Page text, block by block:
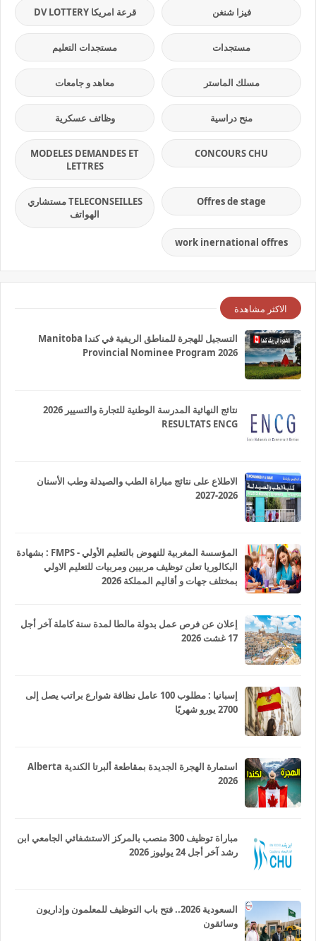
فيزا شنغن قرعة امريكا DV LOTTERY
مستجدات مستجدات التعليم
مسلك الماستر معاهد و جامعات
منح دراسية وظائف عسكرية
CONCOURS CHU
MODELES DEMANDES ET
LETTRES
Offres de stage
TELECONSEILLES مستشاري
الهواتف
work inernational offres
الاكثر مشاهدة
التسجيل للهجرة للمناطق الريفية في كندا Manitoba
Provincial Nominee Program 2026
نتائج النهائية المدرسة الوطنية للتجارة والتسيير 2026
RESULTATS ENCG
الاطلاع على نتائج مباراة الطب والصيدلة وطب الأسنان
2026-2027
المؤسسة المغربية للنهوض بالتعليم الأولي - FMPS : بشهادة
البكالوريا تعلن توظيف مربيين ومربيات للتعليم الاولي
بمختلف جهات و أقاليم المملكة 2026
إعلان عن فرص عمل بدولة مالطا لمدة سنة كاملة آخر أجل
17 غشت 2026
إسبانيا : مطلوب 100 عامل نظافة شوارع براتب يصل إلى
2700 يورو شهريًا
استمارة الهجرة الجديدة بمقاطعة ألبرتا الكندية Alberta
2026
مباراة توظيف 300 منصب بالمركز الاستشفائي الجامعي ابن
رشد آخر أجل 24 يوليوز 2026
السعودية 2026.. فتح باب التوظيف للمعلمون وإداريون
وسائقون